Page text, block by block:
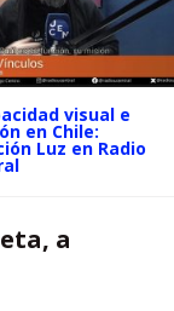
visual e
en Chile:
Luz en Radio
a